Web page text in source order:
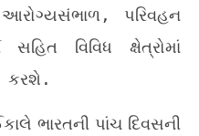
આરોગ્યસંભાળ, પરિવહન
વિવિધ ક્ષેત્રોમાં
કરશે.
ભારતની પાંચ દિવસની